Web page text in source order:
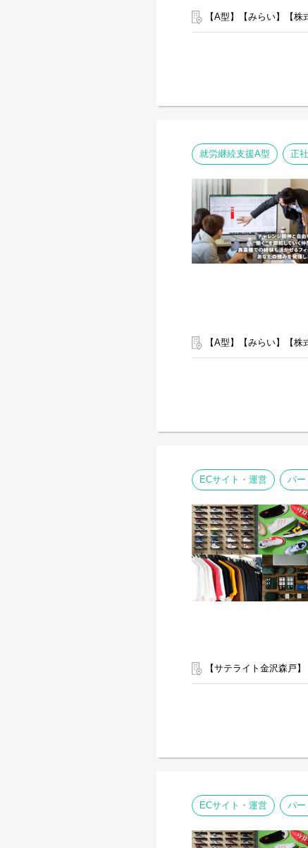
※2025年4月時点
弊社グループでは2つの
⇒障がい者の方々とは非
利用者さんと様々な話し
■業務内容
就労施設でのサービス管
・個別支援計画の作成一
・利用者さん、ご両親、
・相談員、事業所支援員
・その他、付随する業務
弊社グループのサービス
・支援費請求は行いませ
・個別支援計画、ケース
います。
・行政への変更届等の提
【A型】【みらい】【株
就労継続支援A型 正
【A型】【みらい】【株
ECサイト・運営 パー
【サテライト金沢森戸
ECサイト・運営 パー